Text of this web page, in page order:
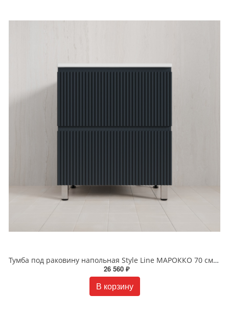
Тумба под раковину напольная Style Line МАРОККО 70 см ЛС-00002496 графит
26 560 ₽
В корзину